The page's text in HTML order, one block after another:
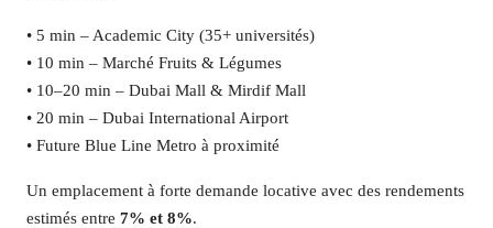
• 5 min – Academic City (35+ universités)
• 10 min – Marché Fruits & Légumes
• 10–20 min – Dubai Mall & Mirdif Mall
• 20 min – Dubai International Airport
• Future Blue Line Metro à proximité
Un emplacement à forte demande locative avec des rendements
estimés entre 7% et 8%.